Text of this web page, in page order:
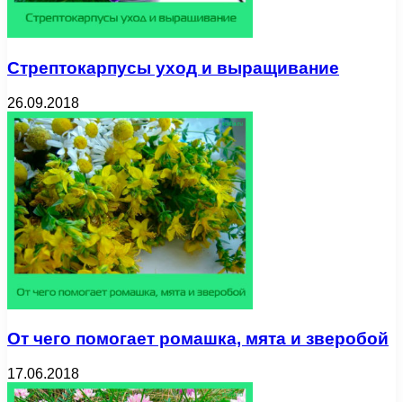
Стрептокарпусы уход и выращивание
26.09.2018
От чего помогает ромашка, мята и зверобой
17.06.2018